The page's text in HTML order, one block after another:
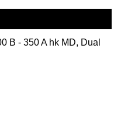
B - 350 A hk MD, Dual